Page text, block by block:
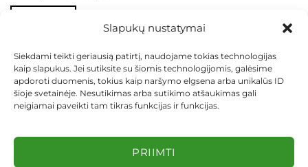
Slapukų nustatymai
Siekdami teikti geriausią patirtį, naudojame tokias technologijas
kaip slapukus. Jei sutiksite su šiomis technologijomis, galėsime
apdoroti duomenis, tokius kaip naršymo elgsena arba unikalūs ID
šioje svetainėje. Nesutikimas arba sutikimo atšaukimas gali
neigiamai paveikti tam tikras funkcijas ir funkcijas.
PRIIMTI
was:
KEITIMAS IR GRĄŽINIMAS
PRIVATUMO POLITIKA